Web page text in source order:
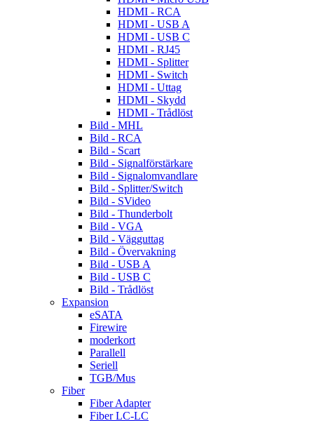
HDMI - RCA
HDMI - USB A
HDMI - USB C
HDMI - RJ45
HDMI - Splitter
HDMI - Switch
HDMI - Uttag
HDMI - Skydd
HDMI - Trådlöst
Bild - MHL
Bild - RCA
Bild - Scart
Bild - Signalförstärkare
Bild - Signalomvandlare
Bild - Splitter/Switch
Bild - SVideo
Bild - Thunderbolt
Bild - VGA
Bild - Vägguttag
Bild - Övervakning
Bild - USB A
Bild - USB C
Bild - Trådlöst
Expansion
eSATA
Firewire
moderkort
Parallell
Seriell
TGB/Mus
Fiber
Fiber Adapter
Fiber LC-LC